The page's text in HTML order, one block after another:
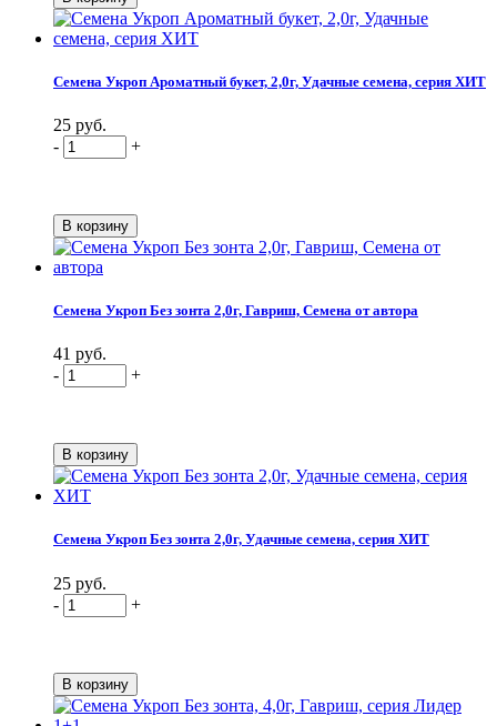
Семена Укроп Ароматный букет, 2,0г, Удачные семена, серия ХИТ
25 руб.
-
+
Семена Укроп Без зонта 2,0г, Гавриш, Семена от автора
41 руб.
-
+
Семена Укроп Без зонта 2,0г, Удачные семена, серия ХИТ
25 руб.
-
+